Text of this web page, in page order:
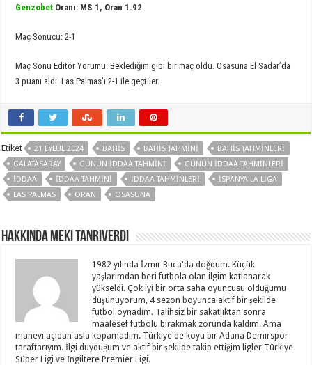
Genzobet Oranı: MS 1, Oran 1.92
Maç Sonucu: 2-1
Maç Sonu Editör Yorumu: Beklediğim gibi bir maç oldu. Osasuna El Sadar’da
3 puanı aldı. Las Palmas’ı 2-1 ile geçtiler.
Etiket 21 EYLÜL 2024 BAHIS BAHIS TAHMINI
BAHIS TAHMINLERI
GALATASARAY
GÜNÜN IDDAA TAHMINI
GÜNÜN IDDAA TAHMINLERI
IDDAA
IDDAA TAHMINI IDDAA TAHMINLERI
ISPANYA LA LIGA
LAS PALMAS
ORAN OSASUNA
Hakkında Meki Tanrıverdi
1982 yılında İzmir Buca'da doğdum. Küçük
yaşlarımdan beri futbola olan ilgim katlanarak
yükseldi. Çok iyi bir orta saha oyuncusu olduğumu
düşünüyorum, 4 sezon boyunca aktif bir şekilde
futbol oynadım. Talihsiz bir sakatlıktan sonra
maalesef futbolu bırakmak zorunda kaldım. Ama
manevi açıdan asla kopamadım. Türkiye'de koyu bir Adana Demirspor
taraftarıyım. İlgi duyduğum ve aktif bir şekilde takip ettiğim ligler Türkiye
Süper Ligi ve İngiltere Premier Ligi.